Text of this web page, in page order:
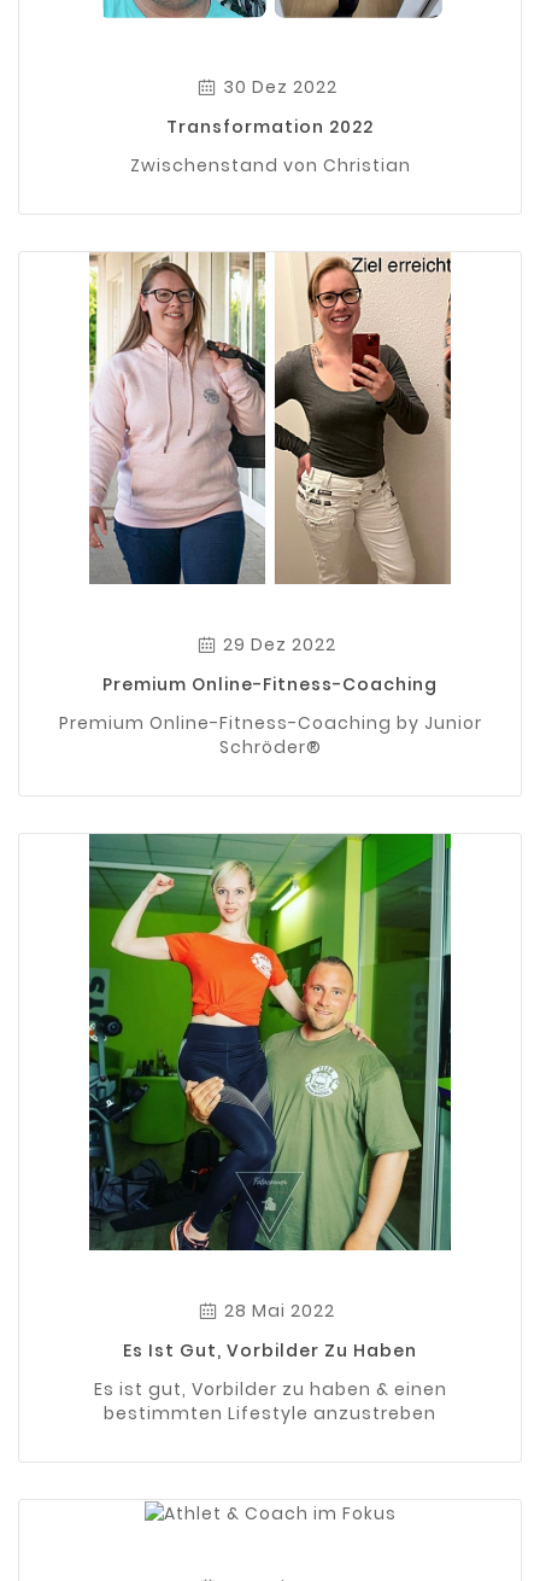
30 Dez 2022
Transformation 2022
Zwischenstand von Christian
29 Dez 2022
Premium Online-Fitness-Coaching
Premium Online-Fitness-Coaching by Junior
Schröder®
28 Mai 2022
Es Ist Gut, Vorbilder Zu Haben
Es ist gut, Vorbilder zu haben & einen
bestimmten Lifestyle anzustreben